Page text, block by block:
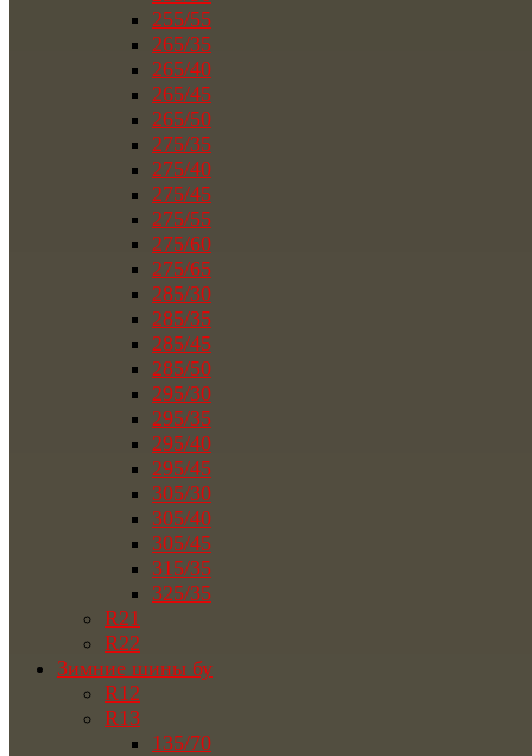
255/55
265/35
265/40
265/45
265/50
275/35
275/40
275/45
275/55
275/60
275/65
285/30
285/35
285/45
285/50
295/30
295/35
295/40
295/45
305/30
305/40
305/45
315/35
325/35
R21
R22
Зимние шины бу
R12
R13
135/70